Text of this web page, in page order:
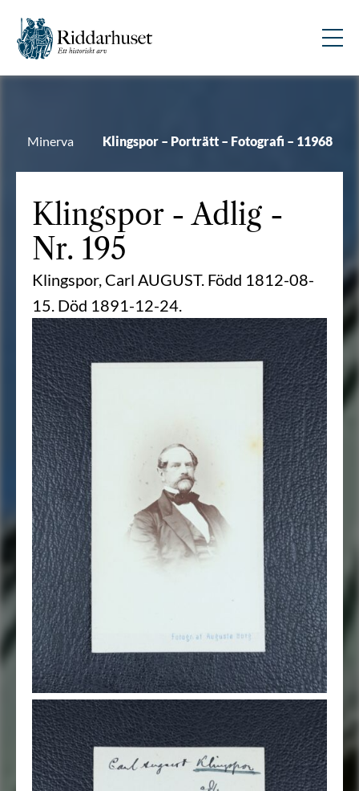
Minerva Klingspor – Porträtt – Fotografi – 11968
Klingspor- Adlig -
Nr. 195
Klingspor, Carl AUGUST. Född 1812-08-
15. Död 1891-12-24.